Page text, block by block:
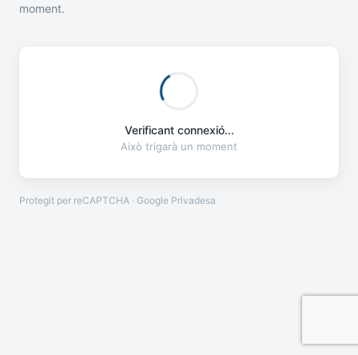
moment.
Verificant connexió...
Això trigarà un moment
Protegit per reCAPTCHA · Google Privadesa